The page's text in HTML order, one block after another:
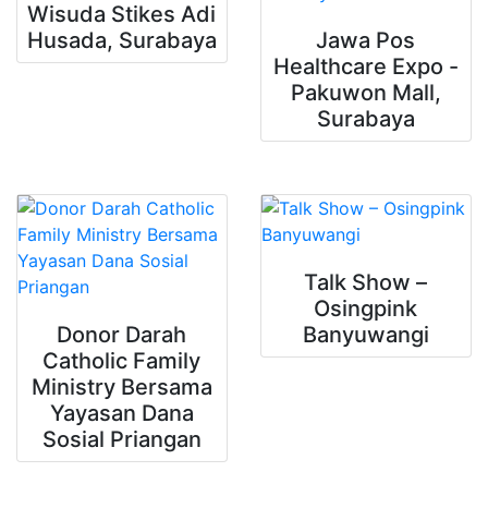
Wisuda Stikes Adi
Husada, Surabaya
Jawa Pos
Healthcare Expo -
Pakuwon Mall,
Surabaya
Donor Darah
Catholic Family
Ministry Bersama
Yayasan Dana
Sosial Priangan
Talk Show –
Osingpink
Banyuwangi